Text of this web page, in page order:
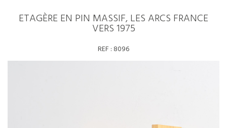
ETAGÈRE EN PIN MASSIF, LES ARCS FRANCE
VERS 1975
REF : 8096